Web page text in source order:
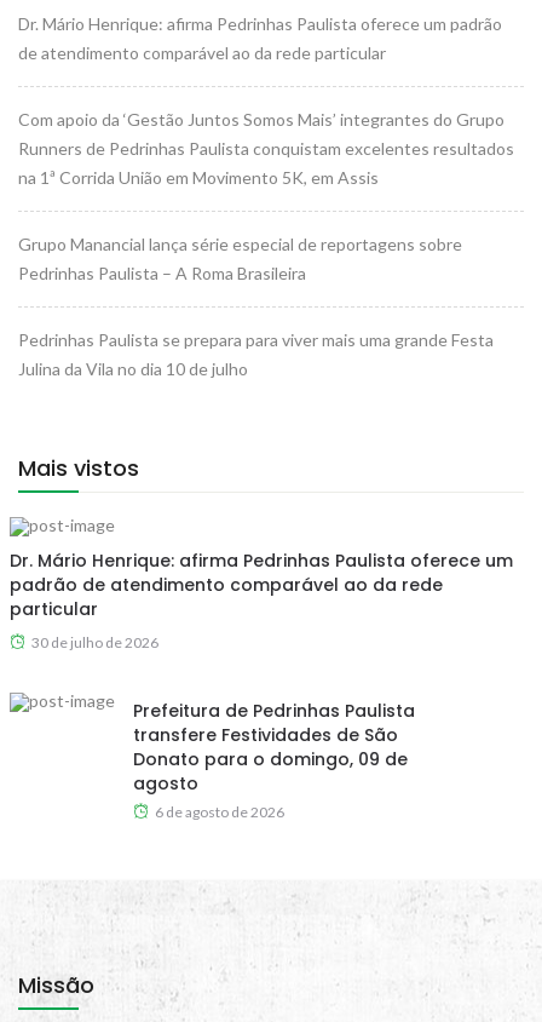
Dr. Mário Henrique: afirma Pedrinhas Paulista oferece um padrão
de atendimento comparável ao da rede particular
Com apoio da ‘Gestão Juntos Somos Mais’ integrantes do Grupo
Runners de Pedrinhas Paulista conquistam excelentes resultados
na 1ª Corrida União em Movimento 5K, em Assis
Grupo Manancial lança série especial de reportagens sobre
Pedrinhas Paulista – A Roma Brasileira
Pedrinhas Paulista se prepara para viver mais uma grande Festa
Julina da Vila no dia 10 de julho
Mais vistos
Dr. Mário Henrique: afirma Pedrinhas Paulista oferece um
padrão de atendimento comparável ao da rede
particular
30 de julho de 2026
Prefeitura de Pedrinhas Paulista
transfere Festividades de São
Donato para o domingo, 09 de
agosto
6 de agosto de 2026
Missão